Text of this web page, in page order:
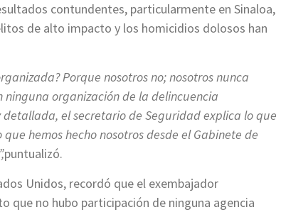
contundentes, particularmente en Sinaloa,
de alto impacto y los homicidios dolosos han
Porque nosotros no; nosotros nunca
ninguna organización de la delincuencia
el secretario de Seguridad explica lo que
hemos hecho nosotros desde el Gabinete de
puntualizó.
Unidos, recordó que el exembajador
que no hubo participación de ninguna agencia